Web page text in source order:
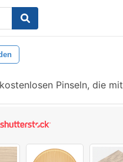
Pinseln, die mit